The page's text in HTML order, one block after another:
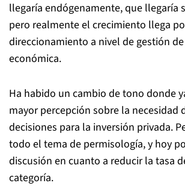
llegaría endógenamente, que llegaría
pero realmente el crecimiento llega
direccionamiento a nivel de gestión
económica.
Ha habido un cambio de tono donde
mayor percepción sobre la necesidad
decisiones para la inversión privada.
todo el tema de permisología, y hoy
discusión en cuanto a reducir la tasa
categoría.